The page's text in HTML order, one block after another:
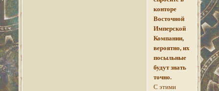
конторе
Восточной
Имперской
Компании,
вероятно, их
посыльные
будут знать
точно.
С этими